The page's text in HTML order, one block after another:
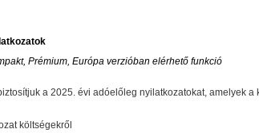
Prémium, Európa verzióban elérhető funkció
a 2025. évi adóelőleg nyilatkozatokat, amelyek a
költségekről